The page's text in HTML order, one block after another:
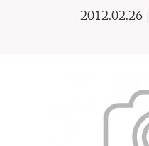
2012.02.26 |